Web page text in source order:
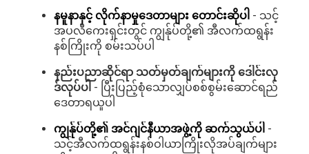
နမူနာနှင့် လိုက်နာမှုဒေတာများ တောင်းဆိုပါ - သင့်
အပလီကေးရှင်းတွင် ကျွန်ုပ်တို့၏ အီလက်ထရွန်း
နစ်ကြိုးကို စမ်းသပ်ပါ
နည်းပညာဆိုင်ရာ သတ်မှတ်ချက်များကို ဒေါင်းလု
ဒ်လုပ်ပါ - ပြီးပြည့်စုံသောလျှပ်စစ်စွမ်းဆောင်ရည်
ဒေတာရယူပါ
ကျွန်ုပ်တို့၏ အင်ဂျင်နီယာအဖွဲ့ကို ဆက်သွယ်ပါ -
သင့်အီလက်ထရွန်းနစ်ဝါယာကြိုးလိုအပ်ချက်များ